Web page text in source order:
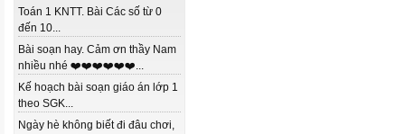
Toán 1 KNTT. Bài Các số từ 0
đến 10...
Bài soạn hay. Cảm ơn thầy Nam
nhiều nhé ❤️❤️❤️❤️❤️❤️...
Kế hoạch bài soạn giáo án lớp 1
theo SGK...
Ngày hè không biết đi đâu chơi,